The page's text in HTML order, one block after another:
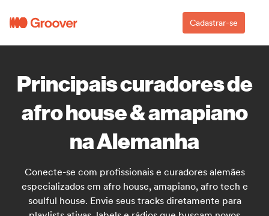
Cadastrar-se
Principais curadores de
afro house & amapiano
na Alemanha
Conecte-se com profissionais e curadores alemães
especializados em afro house, amapiano, afro tech e
soulful house. Envie seus tracks diretamente para